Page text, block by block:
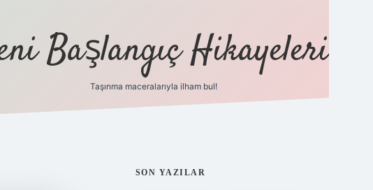
Başlangıç Hikayeleri
Taşınma maceralarıyla ilham bul!
SIDEBAR
SON YAZILAR